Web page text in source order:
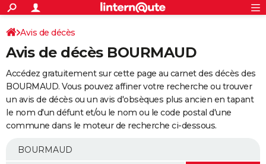
ACTUALITÉS
Politique
Société
Faits Divers
Education
Monde
Villes
+
SPORT
Coupe du monde 2026
Football
Tennis
Cyclisme
Rugby
Forum
Programme TV
TNT
Streaming
Cinéma
Sorties cinéma
Musique
+
FINANCE
Impôts
Immobilier
Risques naturels par ville
Banque
Assurance
Crédit
AUTO
Essais
Réserver un essai
Citadines
Berlines
SUV
Forum auto
+
Mobiles
Meilleur smartphone
Internet
Ordinateurs
Jeux vidéo
Guide high-tech
Avis de décès
Avis de décès BOURMAUD
Accédez gratuitement sur cette page au carnet des décès des
BOURMAUD. Vous pouvez affiner votre recherche ou trouver
un avis de décès ou un avis d'obsèques plus ancien en tapant
le nom d'un défunt et/ou le nom ou le code postal d'une
commune dans le moteur de recherche ci-dessous.